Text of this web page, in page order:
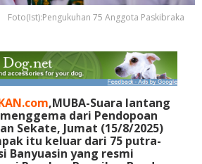
Foto(Ist):Pengukuhan 75 Anggota Paskibraka
,MUBA-Suara lantang
menggema dari Pendopoan
Sekate, Jumat (15/8/2025)
itu keluar dari 75 putra-
Banyuasin yang resmi